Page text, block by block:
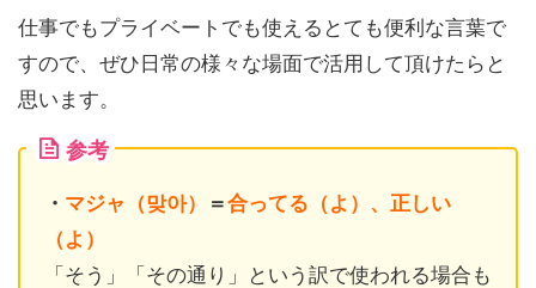
仕事でもプライベートでも使えるとても便利な言葉で
すので、ぜひ日常の様々な場面で活用して頂けたらと
思います。
参考
・ マジャ（맞아） ＝合ってる（よ）、正しい
（よ）
「そう」「その通り」という訳で使われる場合も